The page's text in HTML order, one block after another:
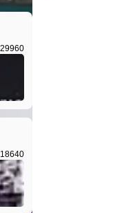
成
29960
18640